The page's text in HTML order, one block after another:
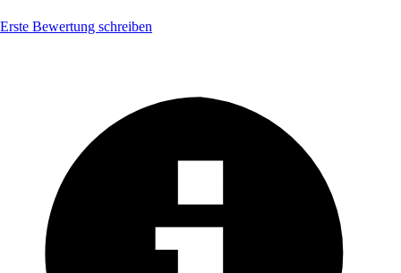
Erste Bewertung schreiben